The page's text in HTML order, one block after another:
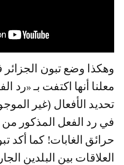
وهكذا وضع تبون
معلنا أنها اكتفت بـ «رد
تحديد الأفعال (غير
في رد الفعل المذكور من
حرائق الغابات! كما أكد
العلاقات بين البلدين